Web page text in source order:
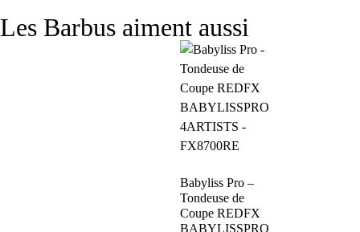
Les Barbus aiment aussi
Babyliss Pro –
Tondeuse de
Coupe REDFX
BABYLISSPRO